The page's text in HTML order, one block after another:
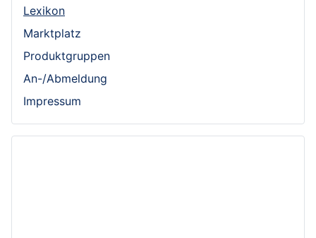
Lexikon
Marktplatz
Produktgruppen
An-/Abmeldung
Impressum